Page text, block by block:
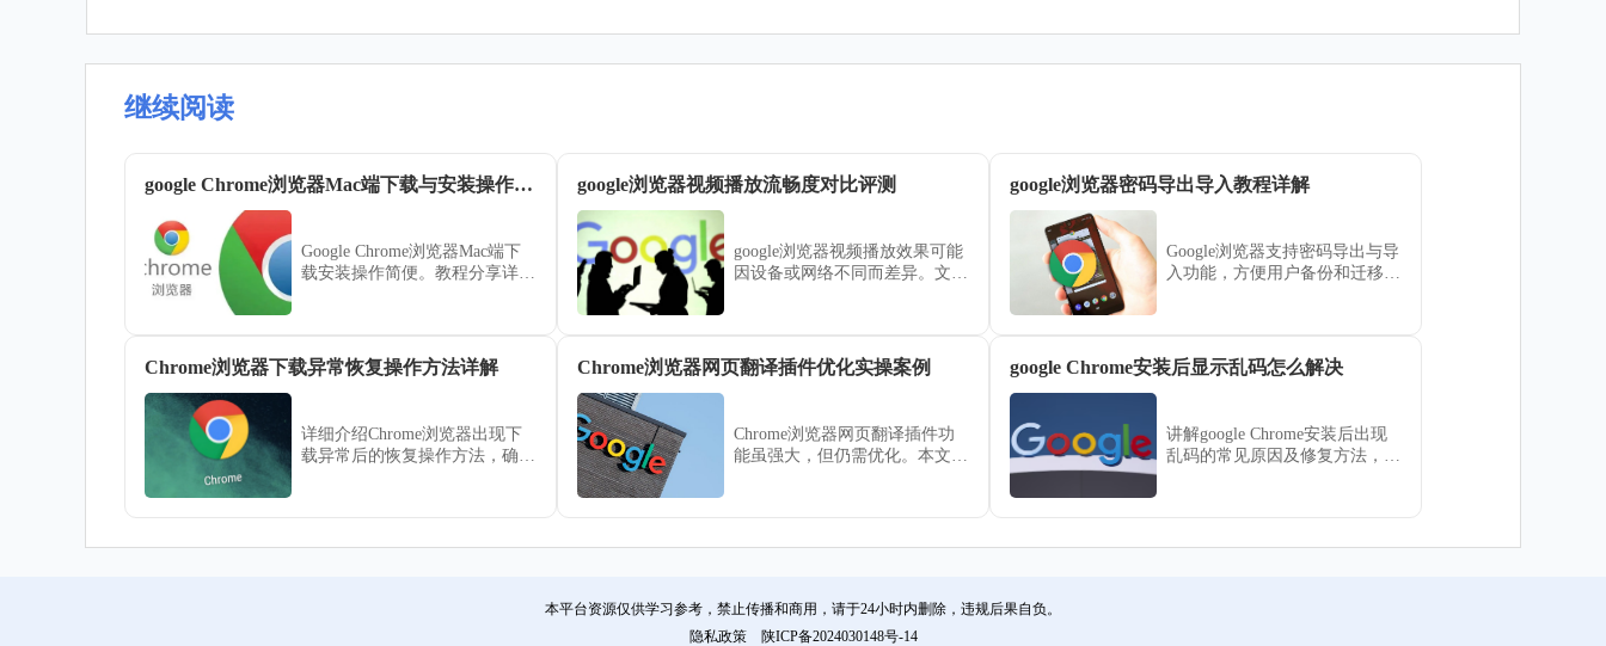
继续阅读
google Chrome浏览器Mac端下载与安装操作技巧
Google Chrome浏览器Mac端下
载安装操作简便。教程分享详细
google浏览器视频播放流畅度对比评测
google浏览器视频播放效果可能
因设备或网络不同而差异。文章
google浏览器密码导出导入教程详解
Google浏览器支持密码导出与导
入功能，方便用户备份和迁移密
Chrome浏览器下载异常恢复操作方法详解
详细介绍Chrome浏览器出现下
载异常后的恢复操作方法，确保
Chrome浏览器网页翻译插件优化实操案例
Chrome浏览器网页翻译插件功
能虽强大，但仍需优化。本文结
google Chrome安装后显示乱码怎么解决
讲解google Chrome安装后出现
乱码的常见原因及修复方法，帮
本平台资源仅供学习参考，禁止传播和商用，请于24小时内删除，违规后果自负。
隐私政策
陕ICP备2024030148号-14